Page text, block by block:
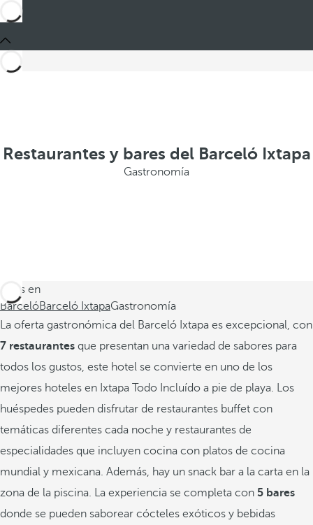
Restaurantes y bares del Barceló Ixtapa
Gastronomía
Estás en
BarcelóBarceló IxtapaGastronomía
La oferta gastronómica del Barceló Ixtapa es excepcional, con
7 restaurantes que presentan una variedad de sabores para
todos los gustos, este hotel se convierte en uno de los
mejores hoteles en Ixtapa Todo Incluído a pie de playa. Los
huéspedes pueden disfrutar de restaurantes buffet con
temáticas diferentes cada noche y restaurantes de
especialidades que incluyen cocina con platos de cocina
mundial y mexicana. Además, hay un snack bar a la carta en la
zona de la piscina. La experiencia se completa con 5 bares
donde se pueden saborear cócteles exóticos y bebidas